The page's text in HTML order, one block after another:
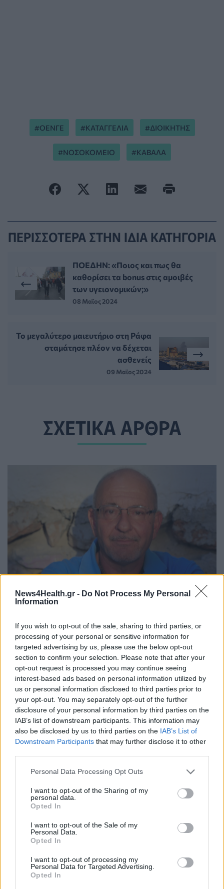
News4Health.gr - Do Not Process My Personal
Information
If you wish to opt-out of the sale, sharing to third parties, or
processing of your personal or sensitive information for
targeted advertising by us, please use the below opt-out
section to confirm your selection. Please note that after your
opt-out request is processed you may continue seeing
interest-based ads based on personal information utilized by
us or personal information disclosed to third parties prior to
your opt-out. You may separately opt-out of the further
disclosure of your personal information by third parties on the
IAB’s list of downstream participants. This information may
also be disclosed by us to third parties on the IAB’s List of
Downstream Participants that may further disclose it to other
Personal Data Processing Opt Outs
I want to opt-out of the Sharing of my
personal data.
Opted In
I want to opt-out of the Sale of my
Personal Data.
Opted In
I want to opt-out of processing my
Personal Data for Targeted Advertising.
Opted In
ΟΕΝΓΕ ΚΑΤΑΓΓΕΛΙΑ ΔΙΟΙΚΗΤΗΣ
ΝΟΣΟΚΟΜΕΙΟ ΚΑΒΑΛΑ
ΠΕΡΙΣΣΟΤΕΡΑ ΣΤΗΝ ΙΔΙΑ ΚΑΤΗΓΟΡΙΑ
ΠΟΕΔΗΝ: «Ποιος και πως θα
καθορίσει τα bonus στις αμοιβές
των υγειονομικών;»
08 Μαϊος 2024
Το μεγαλύτερο μαιευτήριο στη Ράφα
σταμάτησε πλέον να δέχεται
ασθενείς
09 Μαϊος 2024
ΣΧΕΤΙΚΑ ΑΡΘΡΑ
Καταγγελίες Παπανικολάου κατά Γεωργιάδη για
ελλείψεις, σπατάλη και αυταρχικές πρακτικές στο ΕΣΥ
Γεωργιάδης από Λήμνο: «Δεν αφήσαμε την ευκαιρία
του Ταμείου Ανάκαμψης να πάει χαμένη»